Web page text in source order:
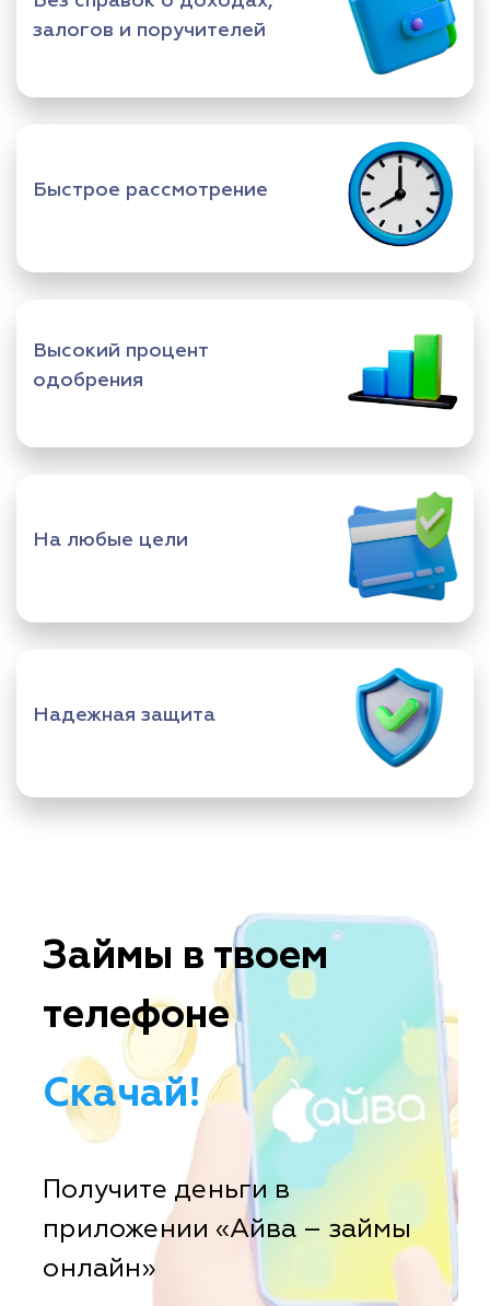
залогов и поручителей
Быстрое рассмотрение
Высокий процент
одобрения
На любые цели
Надежная защита
Займы в твоем
телефоне
Скачай!
Получите деньги в
приложении «Айва – займы
онлайн»